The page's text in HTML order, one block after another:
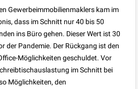
Gewerbeimmobilienmaklers kam im
dass im Schnitt nur 40 bis 50
ins Büro gehen. Dieser Wert ist 30
der Pandemie. Der Rückgang ist den
Möglichkeiten geschuldet. Vor
im Schnitt bei
Möglichkeiten, den